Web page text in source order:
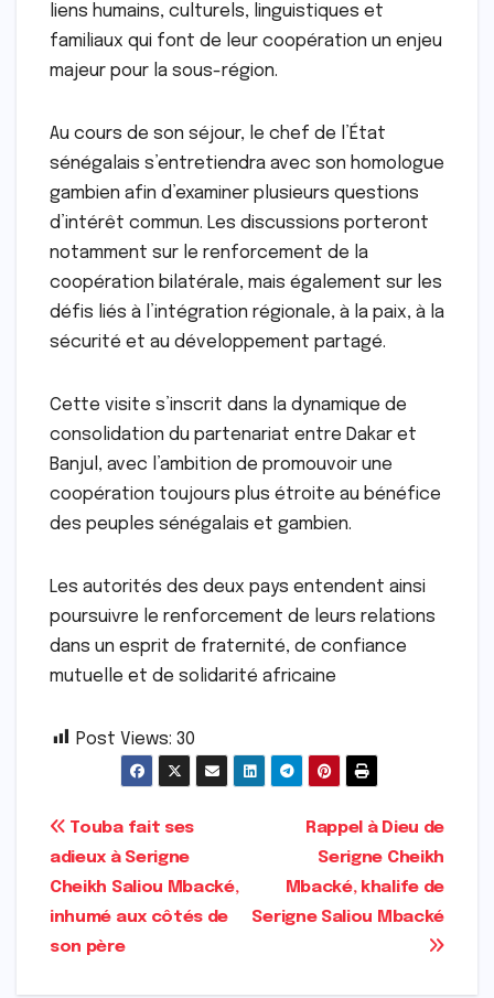
liens humains, culturels, linguistiques et
familiaux qui font de leur coopération un enjeu
majeur pour la sous-région.
Au cours de son séjour, le chef de l’État
sénégalais s’entretiendra avec son homologue
gambien afin d’examiner plusieurs questions
d’intérêt commun. Les discussions porteront
notamment sur le renforcement de la
coopération bilatérale, mais également sur les
défis liés à l’intégration régionale, à la paix, à la
sécurité et au développement partagé.
Cette visite s’inscrit dans la dynamique de
consolidation du partenariat entre Dakar et
Banjul, avec l’ambition de promouvoir une
coopération toujours plus étroite au bénéfice
des peuples sénégalais et gambien.
Les autorités des deux pays entendent ainsi
poursuivre le renforcement de leurs relations
dans un esprit de fraternité, de confiance
mutuelle et de solidarité africaine
Post Views: 30
Navigation
de
l’article
Rappel à Dieu de
Serigne Cheikh
Mbacké, khalife de
Serigne Saliou Mbacké
Touba fait ses
adieux à Serigne
Cheikh Saliou Mbacké,
inhumé aux côtés de
son père